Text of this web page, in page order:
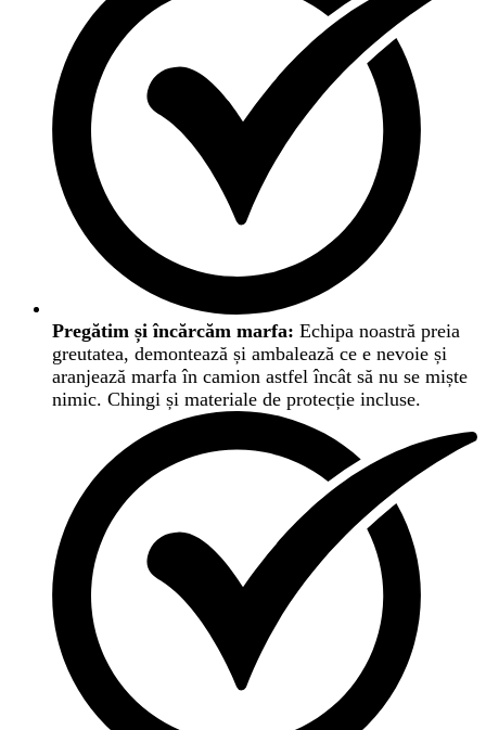
Pregătim și încărcăm marfa: Echipa noastră preia
greutatea, demontează și ambalează ce e nevoie și
aranjează marfa în camion astfel încât să nu se miște
nimic. Chingi și materiale de protecție incluse.